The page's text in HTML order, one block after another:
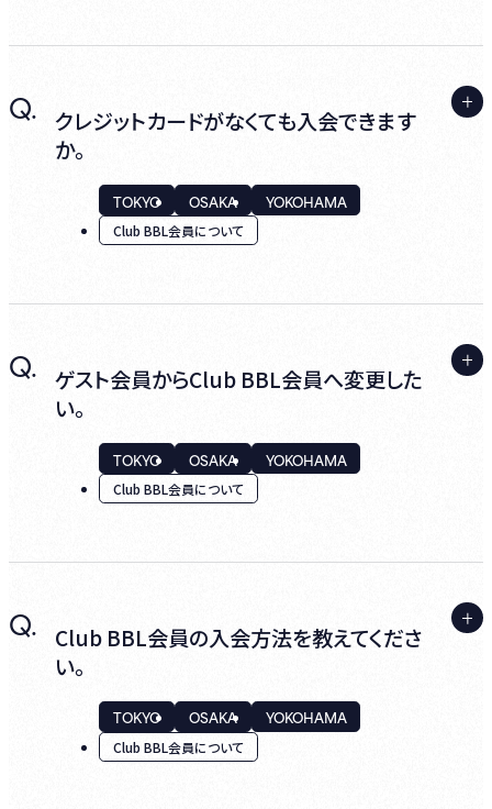
A. 下記の特典をご用意しております。
一般予約開始日の前に当社が定めたClub
BBL会員予約日から、ご予約いただくことがで
上限数に達した段階で受付を終了させていた
当社指定のドリンク1杯を無料で提供いたしま
す。（カジュアルエリアをご予約の場合、この特
との併用や、Club BBL会員以外のご同伴者様
Club BBL会員限定の情報や最新情報を情報
誌 ｢Billboard Live News｣(情報誌プランの
Q.
クレジットカードがなくても入会できます
か。
TOKYO OSAKA YOKOHAMA
Club BBL会員について
あいにくClub BBL会員の初期手数料および
年会費のお支払いはクレジットカードのみと
その他のお支払い対応はいたしておりません
のでご了承ください。
Q.
ゲスト会員からClub BBL会員へ変更した
い。
TOKYO OSAKA YOKOHAMA
Club BBL会員について
ログインし、マイページ内の『Club BBL会員入
会募集中』より変更のお手続きください。
Q.
Club BBL会員の入会方法を教えてくださ
い。
TOKYO OSAKA YOKOHAMA
Club BBL会員について